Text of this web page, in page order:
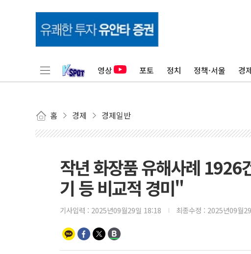
영상 포토 정치 정책·서울 경
홈 경제 경제일반
작년 화장품 유해사례
기 등 비교적 경미"
기사입력 : 2025년09월29일 18:18 최종수정 : 2025년09월